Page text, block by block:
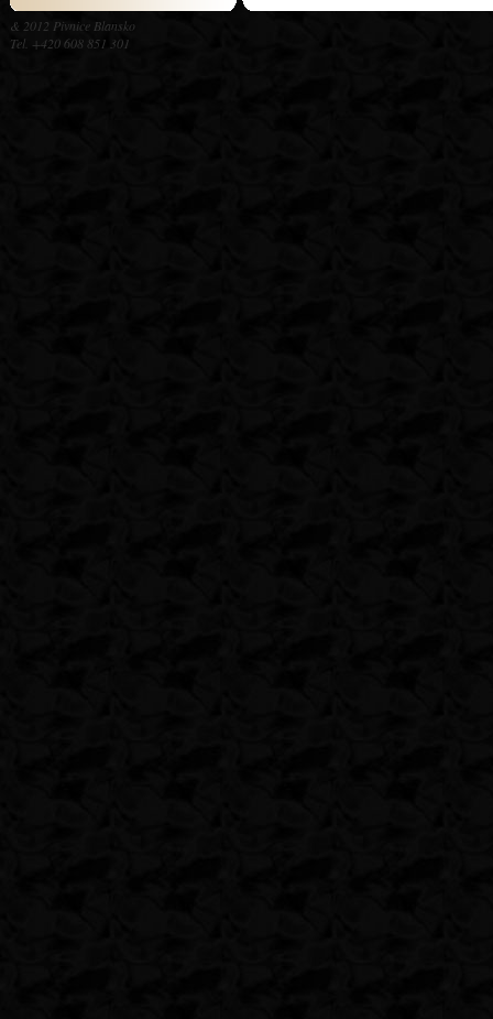
& 2012 Pivnice Blansko
Tel. +420 608 851 301